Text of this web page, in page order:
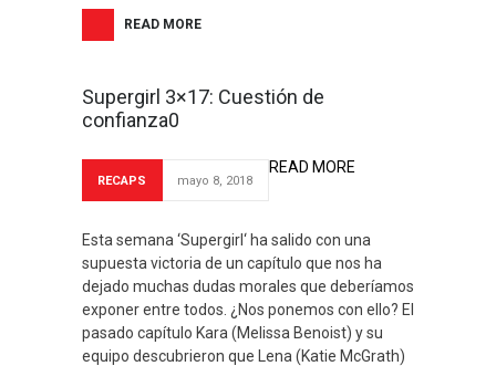
READ MORE
Supergirl 3×17: Cuestión de
confianza0
RECAPS mayo 8, 2018
Esta semana ‘Supergirl‘ ha salido con una
supuesta victoria de un capítulo que nos ha
dejado muchas dudas morales que deberíamos
exponer entre todos. ¿Nos ponemos con ello? El
pasado capítulo Kara (Melissa Benoist) y su
equipo descubrieron que Lena (Katie McGrath)
READ MORE